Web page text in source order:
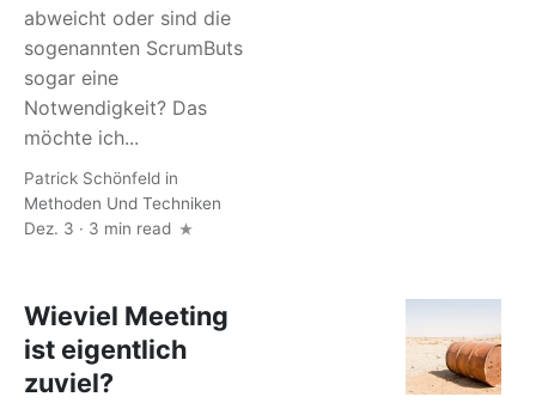
abweicht oder sind die
sogenannten ScrumButs
sogar eine
Notwendigkeit? Das
möchte ich...
Patrick Schönfeld in
Methoden Und Techniken
Dez. 3 · 3 min read
Wieviel Meeting
ist eigentlich
zuviel?